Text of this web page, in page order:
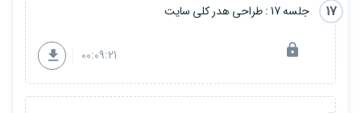
17 جلسه 17 : طراحی هدر کلی سایت
00:09:21